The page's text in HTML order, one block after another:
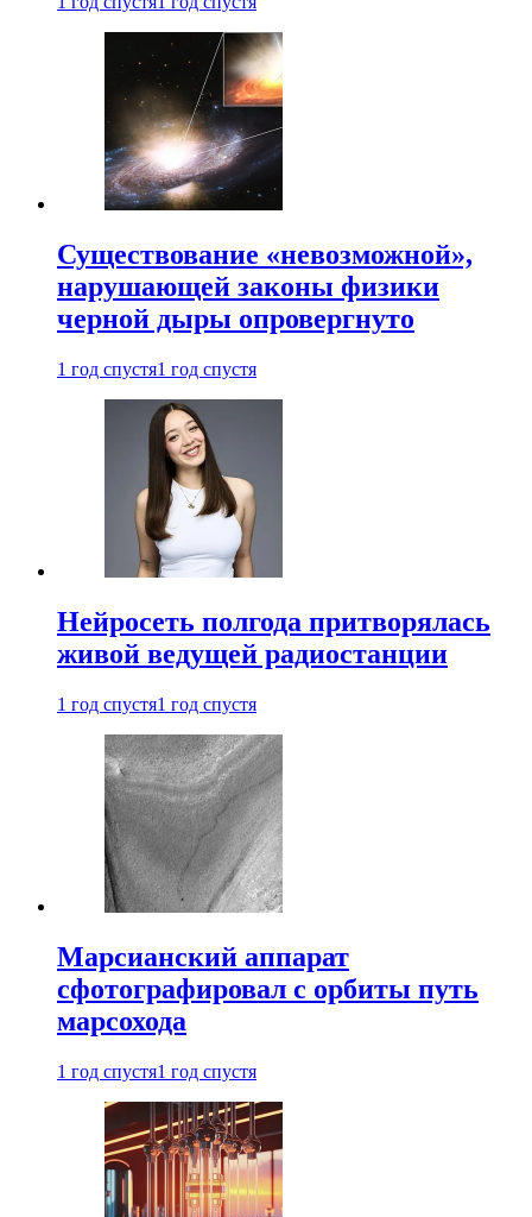
Существование «невозможной»,
нарушающей законы физики
черной дыры опровергнуто
1 год спустя1 год спустя
Нейросеть полгода притворялась
живой ведущей радиостанции
1 год спустя1 год спустя
Марсианский аппарат
сфотографировал с орбиты путь
марсохода
1 год спустя1 год спустя